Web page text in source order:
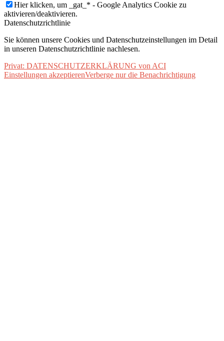
Hier klicken, um _gat_* - Google Analytics Cookie zu
aktivieren/deaktivieren.
Datenschutzrichtlinie
Sie können unsere Cookies und Datenschutzeinstellungen im Detail
in unseren Datenschutzrichtlinie nachlesen.
Privat: DATENSCHUTZERKLÄRUNG von ACI
Einstellungen akzeptierenVerberge nur die Benachrichtigung